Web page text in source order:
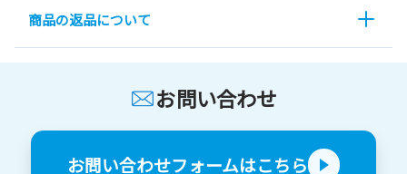
商品の返品について
お問い合わせ
お問い合わせフォームはこちら